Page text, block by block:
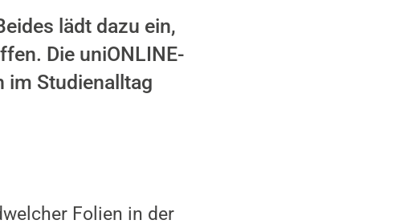
lädt dazu ein,
Die uniONLINE-
im Studienalltag
Folien in der